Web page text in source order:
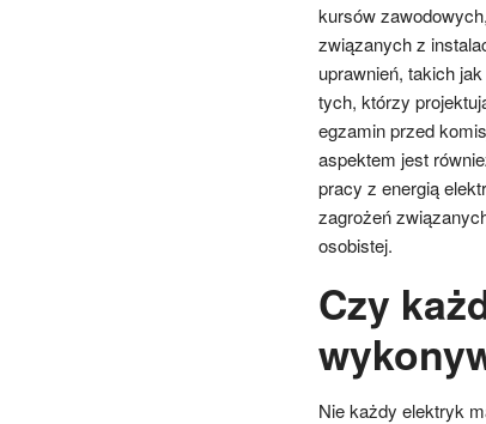
kursów
związanych z
uprawnień, takich
tych, którzy
egzamin przed
aspektem jest
pracy z energią
zagrożeń
osobistej.
Czy
Nie każdy elektryk